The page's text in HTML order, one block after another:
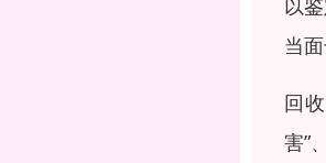
以
当
回
害”